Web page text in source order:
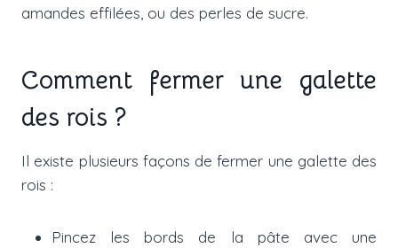
amandes effilées, ou des perles de sucre.
Comment fermer une galette
des rois ?
Il existe plusieurs façons de fermer une galette des
rois :
Pincez les bords de la pâte avec une